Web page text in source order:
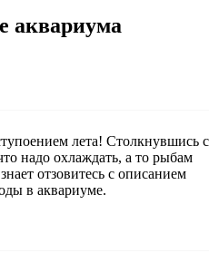
аквариума
лета! Столкнувшись с
надо охлаждать, а то рыбам
отзовитесь с описанием
в аквариуме.